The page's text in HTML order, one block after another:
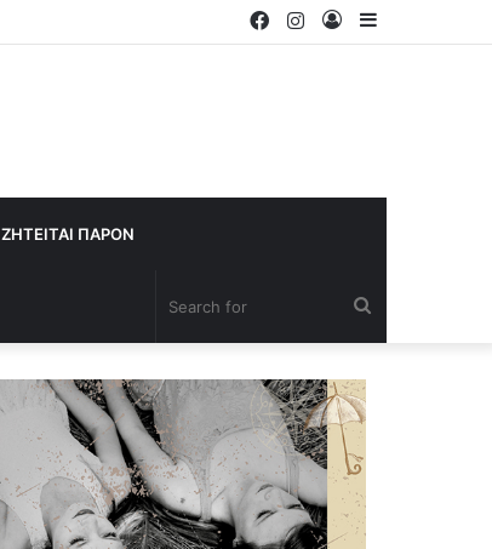
Log
Instagram
Facebook
ΖΗΤΕΙΤΑΙ ΠΑΡΟΝ